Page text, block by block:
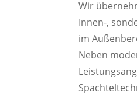
Wir
Innen-,
im
Neben